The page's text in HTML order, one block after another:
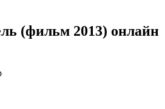
(фильм 2013) онлайн